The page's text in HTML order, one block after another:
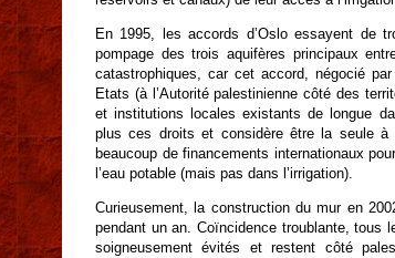
En 1995, les accords d’Oslo essayent de
pompage des trois aquifères principaux
catastrophiques, car cet accord, négocié
Etats (à l’Autorité palestinienne côté des
et institutions locales existants de longue
plus ces droits et considère être la seule à
beaucoup de financements internationaux
l’eau potable (mais pas dans l’irrigation).
Curieusement, la construction du mur en
pendant un an. Coïncidence troublante, tous
soigneusement évités et restent côté